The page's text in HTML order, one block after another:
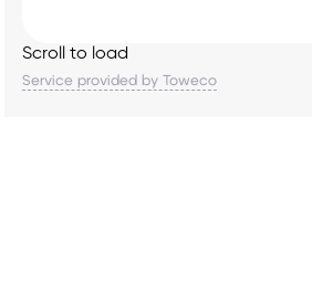
Scroll to load
Service provided by Toweco